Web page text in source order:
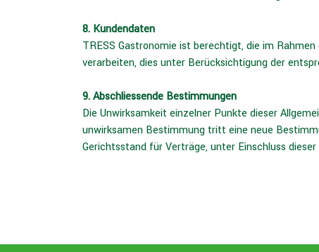
8. Kundendaten
TRESS Gastronomie ist berechtigt, die im
verarbeiten, dies unter Berücksichtigung der
9. Abschliessende Bestimmungen
Die Unwirksamkeit einzelner Punkte dieser
unwirksamen Bestimmung tritt eine neue
Gerichtsstand für Verträge, unter Einschluss